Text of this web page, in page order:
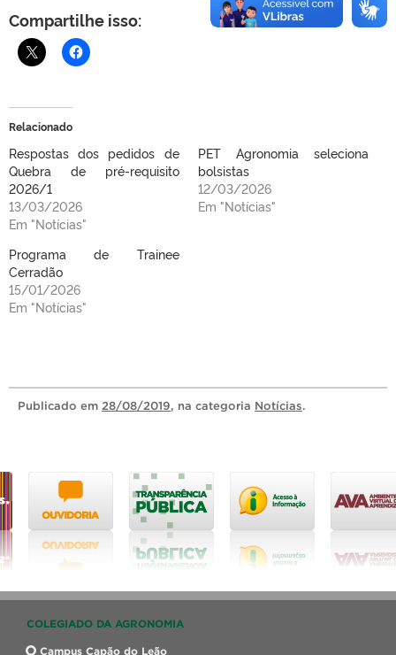
Compartilhe isso:
Relacionado
Respostas dos pedidos de
Quebra de pré-requisito
2026/1
13/03/2026
Em "Notícias"
PET Agronomia seleciona
bolsistas
12/03/2026
Em "Notícias"
Programa de Trainee
Cerradão
15/01/2026
Em "Notícias"
Publicado em 28/08/2019, na categoria Notícias.
COLEGIADO DA AGRONOMIA
Campus Capão do Leão